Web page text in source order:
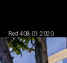
Red 408.01.2020